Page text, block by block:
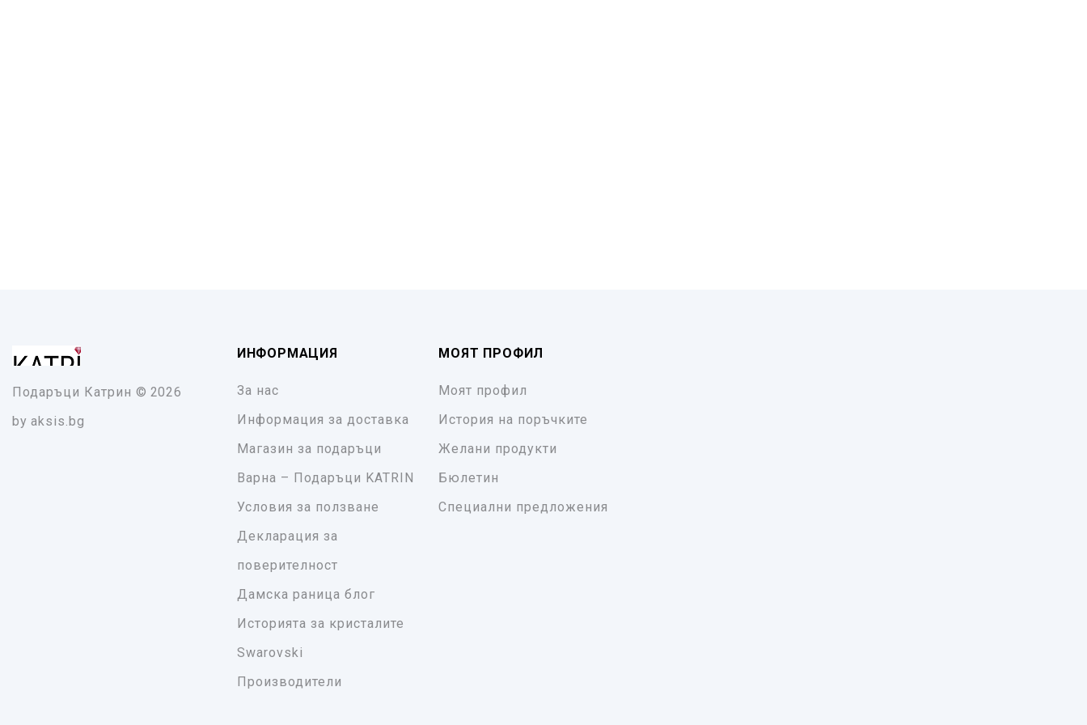
Подаръци Катрин © 2026
by aksis.bg
ИНФОРМАЦИЯ
За нас
Информация за доставка
Магазин за подаръци
Варна – Подаръци KATRIN
Условия за ползване
Декларация за
поверителност
Дамска раница блог
Историята за кристалите
Swarovski
Производители
МОЯТ ПРОФИЛ
Моят профил
История на поръчките
Желани продукти
Бюлетин
Специални предложения